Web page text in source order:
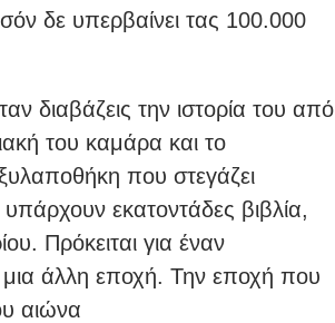
δε υπερβαίνει τας 100.000
διαβάζεις την ιστορία του από
του καμάρα και το
που στεγάζει
εκατοντάδες βιβλία,
Πρόκειται για έναν
άλλη εποχή. Την εποχή που
αιώνα